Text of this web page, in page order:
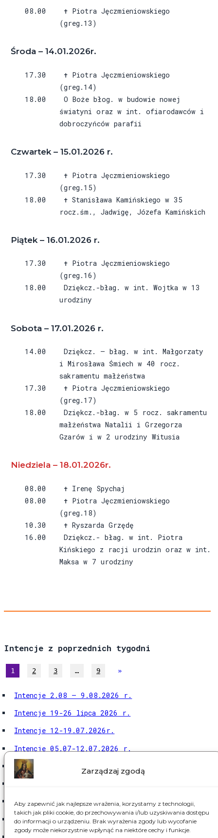
Zarządzaj zgodą
Aby zapewnić jak najlepsze wrażenia, korzystamy z technologii,
takich jak pliki cookie, do przechowywania i/lub uzyskiwania dostępu
do informacji o urządzeniu. Brak wyrażenia zgody lub wycofanie
zgody może niekorzystnie wpłynąć na niektóre cechy i funkcje.
08.00 ✝ Piotra Jęczmieniowskiego
(greg.13)
Środa – 14.01.2026r.
17.30 ✝ Piotra Jęczmieniowskiego
(greg.14)
18.00 O Boże błog. w budowie nowej
światyni oraz w int. ofiarodawców i
dobroczyńców parafii
Czwartek – 15.01.2026 r.
17.30 ✝ Piotra Jęczmieniowskiego
(greg.15)
18.00 ✝ Stanisława Kamińskiego w 35
rocz.śm., Jadwigę, Józefa Kamińskich
Piątek – 16.01.2026 r.
17.30 ✝ Piotra Jęczmieniowskiego
(greg.16)
18.00 Dziękcz.-błag. w int. Wojtka w 13
urodziny
Sobota – 17.01.2026 r.
14.00 Dziękcz. – błag. w int. Małgorzaty
i Mirosława Śmiech w 40 rocz.
sakramentu małżeństwa
17.30 ✝ Piotra Jęczmieniowskiego
(greg.17)
18.00 Dziękcz.-błag. w 5 rocz. sakramentu
małżeństwa Natalii i Grzegorza
Gzarów i w 2 urodziny Witusia
Niedziela – 18.01.2026r.
08.00 ✝ Irenę Spychaj
08.00 ✝ Piotra Jęczmieniowskiego
(greg.18)
10.30 ✝ Ryszarda Grzędę
16.00 Dziękcz.- błag. w int. Piotra
Kińskiego z racji urodzin oraz w int.
Maksa w 7 urodziny
Intencje z poprzednich tygodni
1 2 3 … 9 »
Intencje 2.08 – 9.08.2026 r.
Intencje 19-26 lipca 2026 r.
Intencje 12-19.07.2026r.
Intencje 05.07-12.07.2026 r.
Intencje 28.06-05.07.2026 r.
Intencje 14- 21.06.2026 r.
Intencje 07.06-14.06.2026